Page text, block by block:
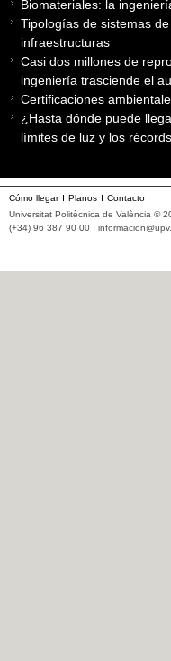
Biomateriales: la
Tipologías de sistemas
infraestructuras
Casi dos millones de
ingeniería trasciende el
Certificaciones
¿Hasta dónde puede
límites de luz y los
Cómo llegar Planos
Contacto
Universitat Politècnica de València ©
(+34) 96 387 90 00 ·